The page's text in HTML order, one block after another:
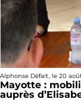
Alphonse Défait, le 20
Mayotte :
auprès